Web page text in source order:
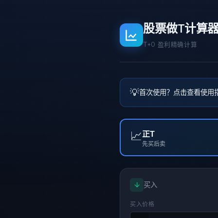
股票做T计算
T+0 盈利精确计算
💡首次使用？点击查看使用
📈正T
先买后卖
↓ 买入
买入价格